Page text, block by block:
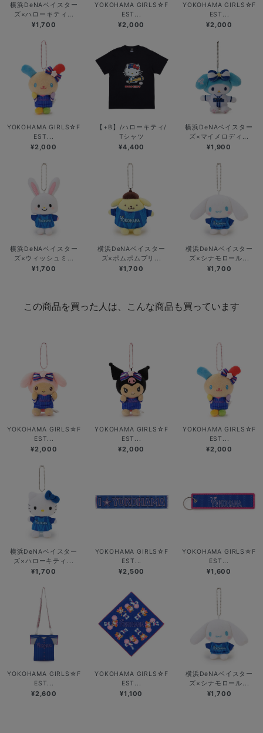
横浜DeNAベイスター
ズ×ハローキティ...
¥1,700
YOKOHAMA GIRLS☆F
EST...
¥2,000
YOKOHAMA GIRLS☆F
EST...
¥2,000
YOKOHAMA GIRLS☆F
EST...
¥2,000
【+B】/ハローキティ/
Tシャツ
¥4,400
横浜DeNAベイスター
ズ×マイメロディ...
¥1,900
横浜DeNAベイスター
ズ×ウィッシュミ...
¥1,700
横浜DeNAベイスター
ズ×ポムポムプリ...
¥1,700
横浜DeNAベイスター
ズ×シナモロール...
¥1,700
この商品を買った人は、こんな商品も買っています
YOKOHAMA GIRLS☆F
EST...
¥2,000
YOKOHAMA GIRLS☆F
EST...
¥2,000
YOKOHAMA GIRLS☆F
EST...
¥2,000
横浜DeNAベイスター
ズ×ハローキティ...
¥1,700
YOKOHAMA GIRLS☆F
EST...
¥2,500
YOKOHAMA GIRLS☆F
EST...
¥1,600
YOKOHAMA GIRLS☆F
EST...
¥2,600
YOKOHAMA GIRLS☆F
EST...
¥1,100
横浜DeNAベイスター
ズ×シナモロール...
¥1,700